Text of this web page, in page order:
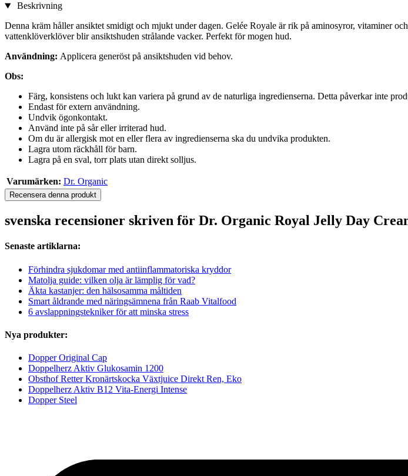
Beskrivning
Denna kräm håller ansiktet smidigt och mjukt under dagen. Gelée Royale är rik på aminosyror, vitaminer
vattenklöverklöver blir ansiktshuden strålande vacker. Perfekt för mogen hud.
Användning: Applicera generöst på ansiktshuden vid behov.
Obs:
Färg, konsistens och lukt kan variera på grund av de naturliga ingredienserna. Detta påverkar inte
Endast för extern användning.
Undvik ögonkontakt.
Använd inte på sår eller irriterad hud.
Om du är allergisk mot en eller flera av ingredienserna ska du undvika produkten.
Lagra utom räckhåll för barn.
Lagra på en sval, torr plats utan direkt solljus.
Varumärken: Dr. Organic
Recensera denna produkt
svenska recensioner skriven för Dr. Organic Royal Jelly Day
Senaste artiklarna:
Förhindra sjukdomar med antiinflammatoriska kryddor
Matolja guide: vilken olja är lämplig för vad?
Äkta kastanjer: den hälsosamma måltiden
Smart åldrande med näringsämnena från Raab Vitalfood
6 avslappningstekniker för att minska stress
Nya produkter:
Dopper Original Cap
Doppelherz Aktiv Glukosamin 1200
Obsthof Retter Kronärtskocka Växtjuice Direkt Ren, Eko
Doppelherz Aktiv B12 Vita-Energi Intense
Dopper Steel